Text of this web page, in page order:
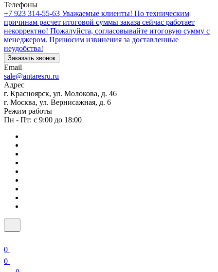
Телефоны
+7 923 314-55-63 Уважаемые клиенты! По техническим
причинам расчет итоговой суммы заказа сейчас работает
некорректно! Пожалуйста, согласовывайте итоговую сумму с
менеджером. Приносим извинения за доставленные
неудобства!
Заказать звонок
Email
sale@antaresru.ru
Адрес
г. Красноярск, ул. Молокова, д. 46
г. Москва, ул. Вернисажная, д. 6
Режим работы
Пн - Пт: с 9:00 до 18:00
0
0